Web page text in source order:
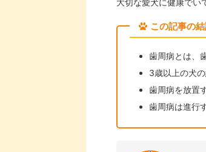
この記事の
歯周病とは、
3歳以上の犬
歯周病を放置
歯周病は進行